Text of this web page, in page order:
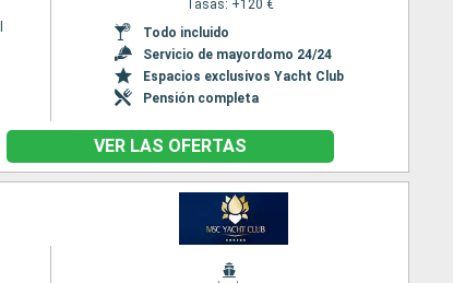
Tasas: +120 €
Todo incluido
Servicio de mayordomo 24/24
Espacios exclusivos Yacht Club
Pensión completa
VER LAS OFERTAS